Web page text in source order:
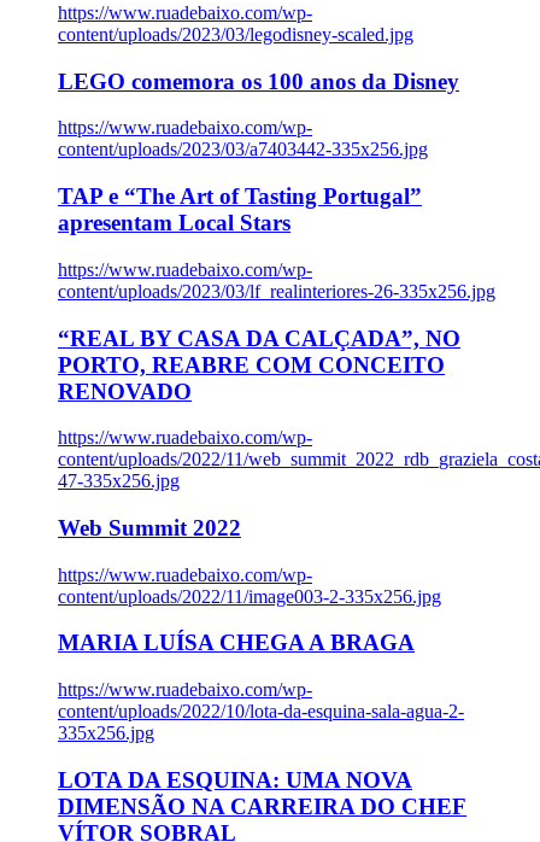
https://www.ruadebaixo.com/wp-
content/uploads/2023/03/legodisney-scaled.jpg
LEGO comemora os 100 anos da Disney
https://www.ruadebaixo.com/wp-
content/uploads/2023/03/a7403442-335x256.jpg
TAP e “The Art of Tasting Portugal”
apresentam Local Stars
https://www.ruadebaixo.com/wp-
content/uploads/2023/03/lf_realinteriores-26-335x256.jpg
“REAL BY CASA DA CALÇADA”, NO
PORTO, REABRE COM CONCEITO
RENOVADO
https://www.ruadebaixo.com/wp-
content/uploads/2022/11/
47-335x256.jpg
Web Summit 2022
https://www.ruadebaixo.com/wp-
content/uploads/2022/11/image003-2-335x256.jpg
MARIA LUÍSA CHEGA A BRAGA
https://www.ruadebaixo.com/wp-
content/uploads/2022/10/lota-da-esquina-sala-agua-2-
335x256.jpg
LOTA DA ESQUINA: UMA NOVA
DIMENSÃO NA CARREIRA DO CHEF
VÍTOR SOBRAL